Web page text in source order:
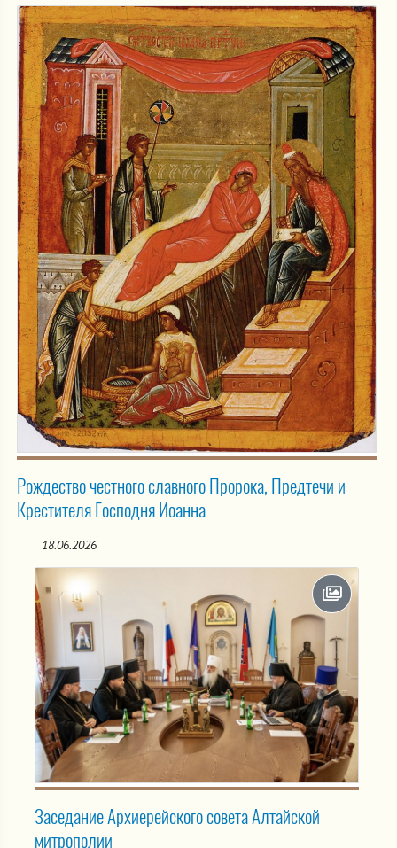
Рождество честного славного Пророка, Предтечи и
Крестителя Господня Иоанна
18.06.2026
Заседание Архиерейского совета Алтайской
митрополии